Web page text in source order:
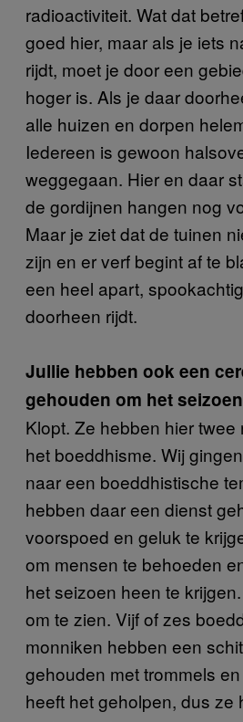
radioactiviteit. Wat dat
goed hier, maar als je iets
rijdt, moet je door een
hoger is. Als je daar
alle huizen en dorpen
Iedereen is gewoon
weggegaan. Hier en daar
de gordijnen hangen nog
Maar je ziet dat de tuinen
zijn en er verf begint af te
een heel apart,
doorheen rijdt.
Jullie hebben ook een
gehouden om het
Klopt. Ze hebben hier twee
het boeddhisme. Wij
naar een boeddhistische
hebben daar een dienst
voorspoed en geluk te
om mensen te behoeden
het seizoen heen te
om te zien. Vijf of zes
monniken hebben een
gehouden met trommels
heeft het geholpen, dus ze